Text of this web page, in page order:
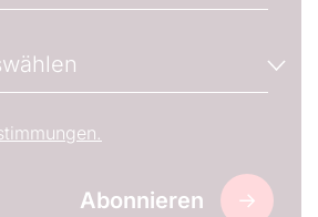
verwalten